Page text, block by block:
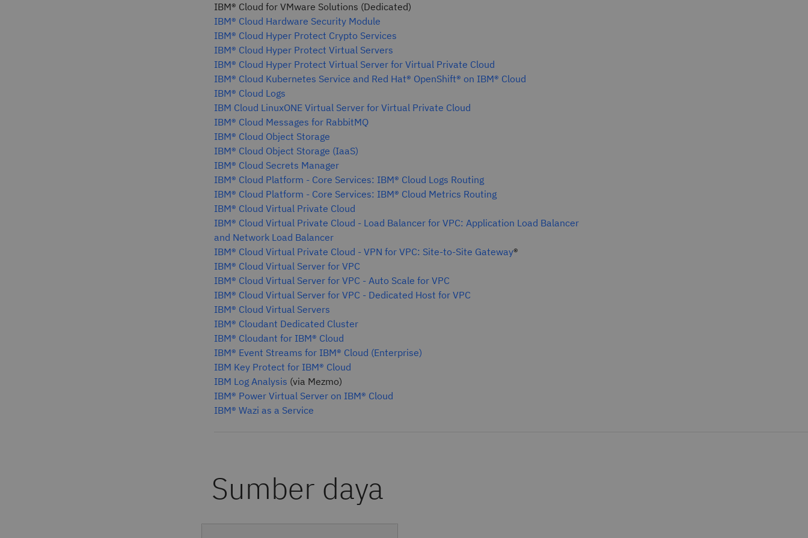
IBM® Cloud for VMware Solutions (Dedicated)
IBM® Cloud Hardware Security Module
IBM® Cloud Hyper Protect Crypto Services
IBM® Cloud Hyper Protect Virtual Servers
IBM® Cloud Hyper Protect Virtual Server for Virtual Private Cloud
IBM® Cloud Kubernetes Service and Red Hat® OpenShift® on IBM® Cloud
IBM® Cloud Logs
IBM Cloud LinuxONE Virtual Server for Virtual Private Cloud
IBM® Cloud Messages for RabbitMQ
IBM® Cloud Object Storage
IBM® Cloud Object Storage (IaaS)
IBM® Cloud Secrets Manager
IBM® Cloud Platform - Core Services: IBM® Cloud Logs Routing
IBM® Cloud Platform - Core Services: IBM® Cloud Metrics Routing
IBM® Cloud Virtual Private Cloud
IBM® Cloud Virtual Private Cloud - Load Balancer for VPC: Application Load Balancer
and Network Load Balancer
IBM® Cloud Virtual Private Cloud - VPN for VPC: Site-to-Site Gateway®
IBM® Cloud Virtual Server for VPC
IBM® Cloud Virtual Server for VPC - Auto Scale for VPC
IBM® Cloud Virtual Server for VPC - Dedicated Host for VPC
IBM® Cloud Virtual Servers
IBM® Cloudant Dedicated Cluster
IBM® Cloudant for IBM® Cloud
IBM® Event Streams for IBM® Cloud (Enterprise)
IBM Key Protect for IBM® Cloud
IBM Log Analysis (via Mezmo)
IBM® Power Virtual Server on IBM® Cloud
IBM® Wazi as a Service